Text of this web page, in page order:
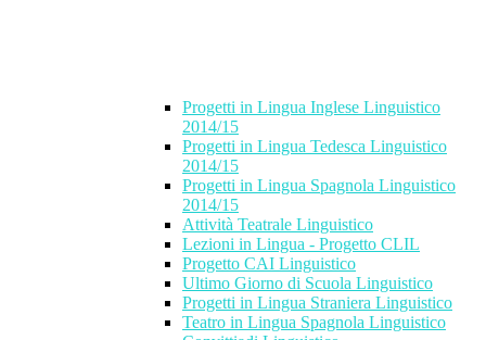
Progetti in Lingua Inglese Linguistico
2014/15
Progetti in Lingua Tedesca Linguistico
2014/15
Progetti in Lingua Spagnola Linguistico
2014/15
Attività Teatrale Linguistico
Lezioni in Lingua - Progetto CLIL
Progetto CAI Linguistico
Ultimo Giorno di Scuola Linguistico
Progetti in Lingua Straniera Linguistico
Teatro in Lingua Spagnola Linguistico